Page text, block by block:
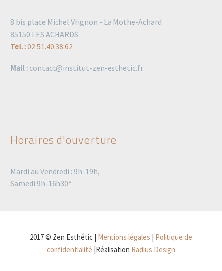
8 bis place Michel Vrignon - La Mothe-Achard
85150 LES ACHARDS
Tel. :02.51.40.38.62
Mail : contact@institut-zen-esthetic.fr
Horaires d'ouverture
Mardi au Vendredi : 9h-19h,
Samedi 9h-16h30*
2017 © Zen Esthétic | Mentions légales
Politique de
confidentialité |Réalisation Radius Design